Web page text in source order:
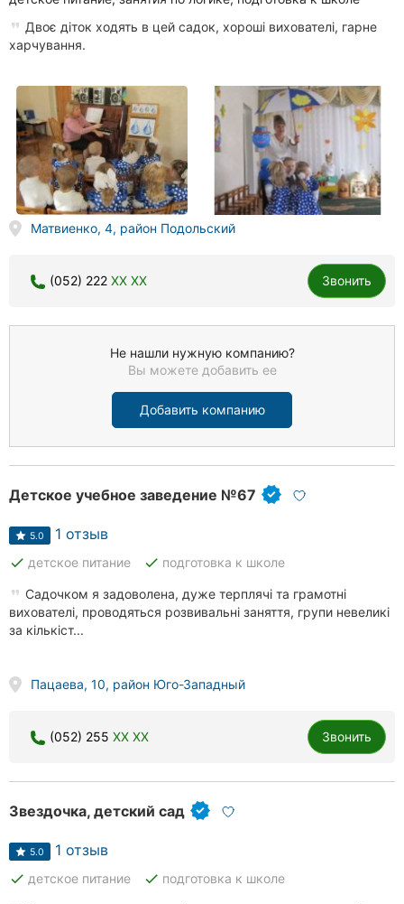
Двоє діток ходять в цей садок, хороші вихователі, гарне
харчування.
Матвиенко, 4, район Подольский
(052) 222 XX XX Звонить
Не нашли нужную компанию?
Вы можете добавить ее
Добавить компанию
Детское учебное заведение №67
5.0 1 отзыв
done детское питание done подготовка к школе
Садочком я задоволена, дуже терплячі та грамотні
вихователі, проводяться розвивальні заняття, групи невеликі
за кількіст...
Пацаева, 10, район Юго-Западный
(052) 255 XX XX Звонить
Звездочка, детский сад
5.0 1 отзыв
done детское питание done подготовка к школе